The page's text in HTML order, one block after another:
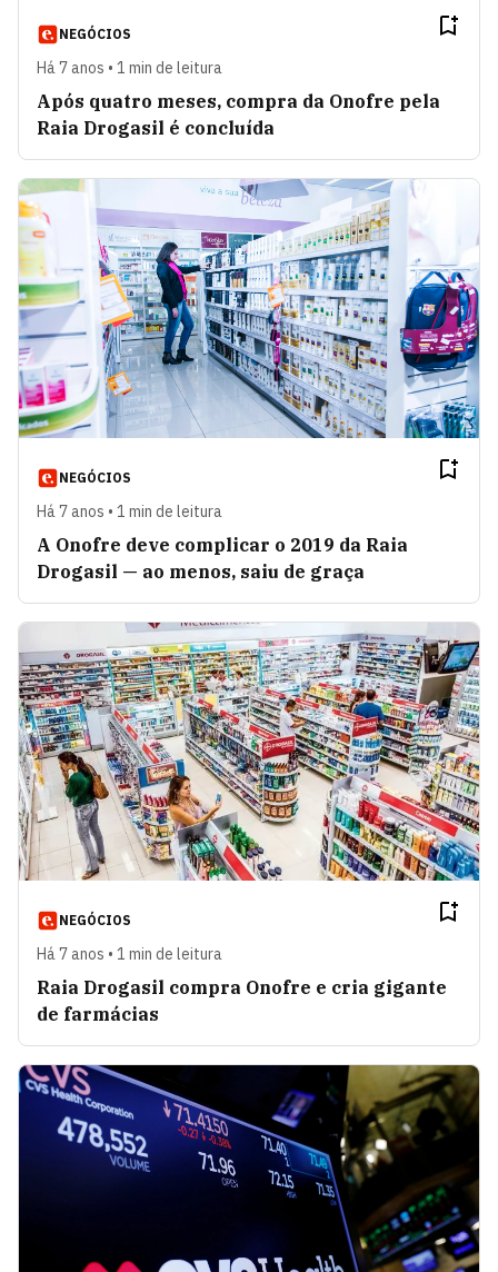
NEGÓCIOS
Há 7 anos • 1 min de leitura
Após quatro meses, compra da Onofre pela
Raia Drogasil é concluída
NEGÓCIOS
Há 7 anos • 1 min de leitura
A Onofre deve complicar o 2019 da Raia
Drogasil — ao menos, saiu de graça
NEGÓCIOS
Há 7 anos • 1 min de leitura
Raia Drogasil compra Onofre e cria gigante
de farmácias